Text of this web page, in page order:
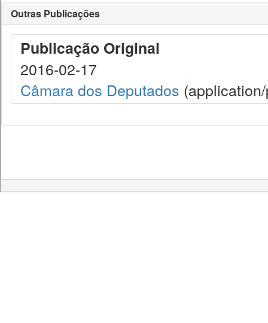
Outras Publicações
Publicação Original
2016-02-17
Câmara dos Deputados